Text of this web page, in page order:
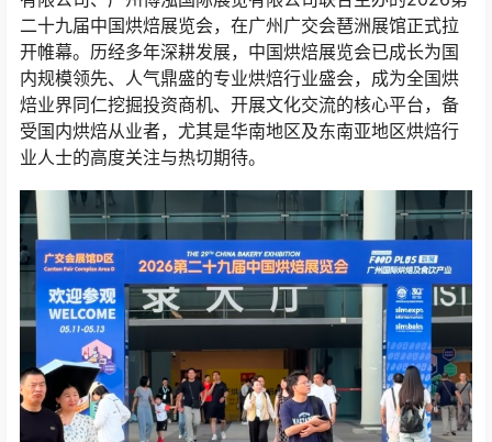
二十九届中国烘焙展览会，在广州广交会琶洲展馆正式拉
开帷幕。历经多年深耕发展，中国烘焙展览会已成长为国
内规模领先、人气鼎盛的专业烘焙行业盛会，成为全国烘
焙业界同仁挖掘投资商机、开展文化交流的核心平台，备
受国内烘焙从业者，尤其是华南地区及东南亚地区烘焙行
业人士的高度关注与热切期待。